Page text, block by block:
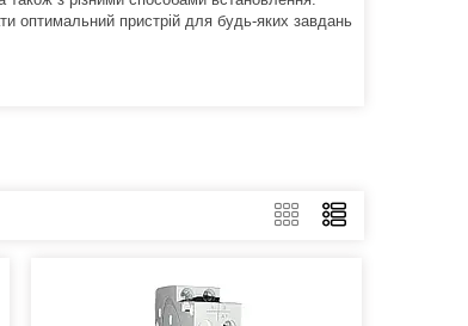
оптимальний пристрій для будь-яких завдань